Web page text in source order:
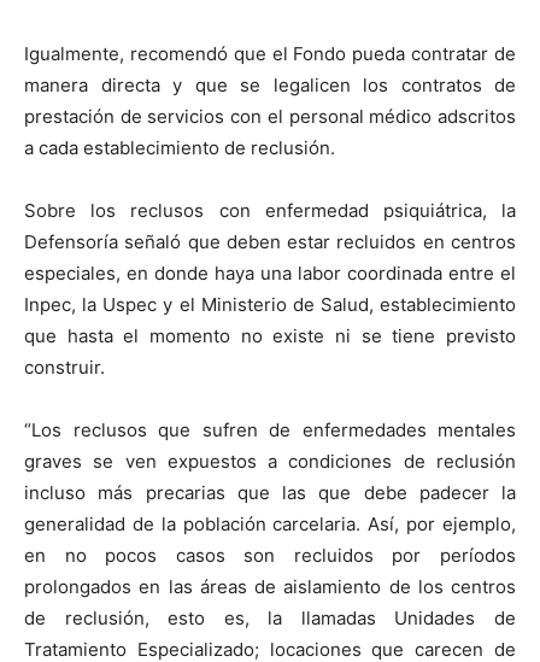
Igualmente, recomendó que el Fondo pueda contratar de
manera directa y que se legalicen los contratos de
prestación de servicios con el personal médico adscritos
a cada establecimiento de reclusión.
Sobre los reclusos con enfermedad psiquiátrica, la
Defensoría señaló que deben estar recluidos en centros
especiales, en donde haya una labor coordinada entre el
Inpec, la Uspec y el Ministerio de Salud, establecimiento
que hasta el momento no existe ni se tiene previsto
construir.
“Los reclusos que sufren de enfermedades mentales
graves se ven expuestos a condiciones de reclusión
incluso más precarias que las que debe padecer la
generalidad de la población carcelaria. Así, por ejemplo,
en no pocos casos son recluidos por períodos
prolongados en las áreas de aislamiento de los centros
de reclusión, esto es, la llamadas Unidades de
Tratamiento Especializado; locaciones que carecen de